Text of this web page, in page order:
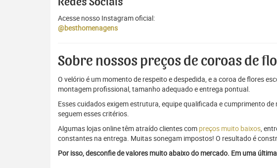
Acesse nosso Instagram oficial:
@besthomenagens
Sobre nossos preços de coroas de
O velório é um momento de respeito e despedida, e a coroa de flores
montagem profissional, tamanho adequado e entrega pontual.
Esses cuidados exigem estrutura, equipe qualificada e cumprimento
seguem esses critérios.
Algumas lojas online têm atraído clientes com preços muito baixos,
constantes na entrega. Muitas sonegam impostos! O resultado é
Por isso, desconfie de valores muito abaixo do mercado. Em uma